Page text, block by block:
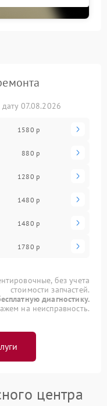
07.08.2026
1580 р
880 р
1280 р
1480 р
1480 р
1780 р
без учета
стоимости запчастей.
диагностику.
на неисправность.
центра